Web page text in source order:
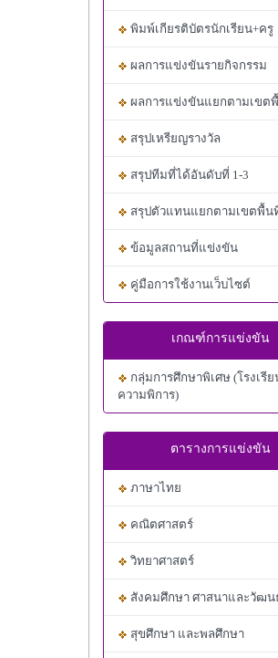
พิมพ์เกียรติบัตรนักเรียน+ครู
ผลการแข่งขันรายกิจกรรม
ผลการแข่งขันแยกตามเขต
สรุปเหรียญรางวัล
สรุปทีมที่ได้อันดับที่ 1-3
สรุปตัวแทนแยกตามเขตพื้น
ข้อมูลสถานที่แข่งขัน
คู่มือการใช้งานเว็บไซต์
เกณฑ์การแข่งขัน
กลุ่มการศึกษาพิเศษ (โรงเรีย
ความพิการ)
ตารางการแข่งขัน
ภาษาไทย
คณิตศาสตร์
วิทยาศาสตร์
สังคมศึกษา ศาสนาและวัฒน
สุขศึกษา และพลศึกษา